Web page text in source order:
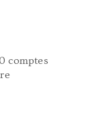
comptes